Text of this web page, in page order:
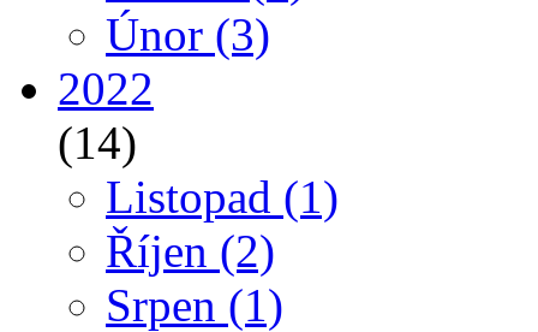
Únor (3)
2022
(14)
Listopad (1)
Říjen (2)
Srpen (1)